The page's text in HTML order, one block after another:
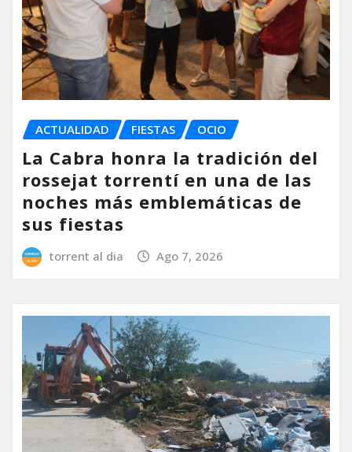
ACTUALIDAD FIESTAS OCIO
La Cabra honra la tradición del
rossejat torrentí en una de las
noches más emblemáticas de
sus fiestas
torrent al dia Ago 7, 2026